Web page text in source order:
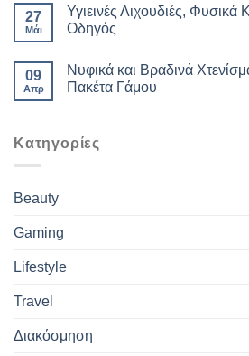
27
Μάι
Υγιεινές Λιχουδιές,
Οδηγός
09
Απρ
Νυφικά και Βραδινά
Πακέτα Γάμου
Kατηγορίες
Beauty
Gaming
Lifestyle
Travel
Διακόσμηση